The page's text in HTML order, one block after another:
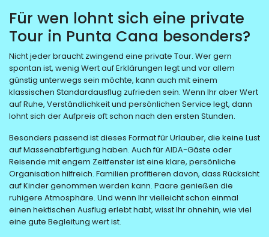
Für wen lohnt sich eine private
Tour in Punta Cana besonders?
Nicht jeder braucht zwingend eine private Tour. Wer gern
spontan ist, wenig Wert auf Erklärungen legt und vor allem
günstig unterwegs sein möchte, kann auch mit einem
klassischen Standardausflug zufrieden sein. Wenn Ihr aber Wert
auf Ruhe, Verständlichkeit und persönlichen Service legt, dann
lohnt sich der Aufpreis oft schon nach den ersten Stunden.
Besonders passend ist dieses Format für Urlauber, die keine Lust
auf Massenabfertigung haben. Auch für AIDA-Gäste oder
Reisende mit engem Zeitfenster ist eine klare, persönliche
Organisation hilfreich. Familien profitieren davon, dass Rücksicht
auf Kinder genommen werden kann. Paare genießen die
ruhigere Atmosphäre. Und wenn Ihr vielleicht schon einmal
einen hektischen Ausflug erlebt habt, wisst Ihr ohnehin, wie viel
eine gute Begleitung wert ist.